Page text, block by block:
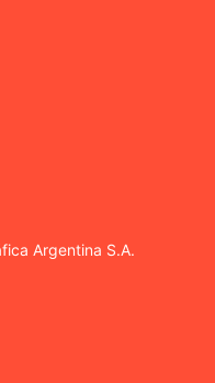
Argentina S.A.